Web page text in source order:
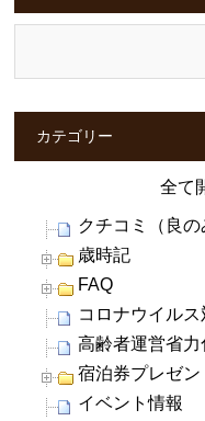
カテゴリー
全て
クチコミ（良の
歳時記
FAQ
コロナウイルス
高齢者運営省力
宿泊券プレゼン
イベント情報